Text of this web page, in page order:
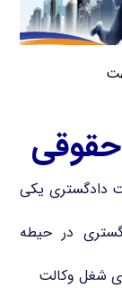
دادگستری یکی
در حیطه
ی شغل وکالت